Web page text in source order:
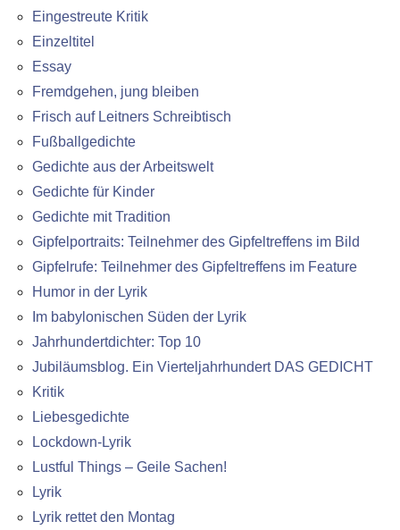
Eingestreute Kritik
Einzeltitel
Essay
Fremdgehen, jung bleiben
Frisch auf Leitners Schreibtisch
Fußballgedichte
Gedichte aus der Arbeitswelt
Gedichte für Kinder
Gedichte mit Tradition
Gipfelportraits: Teilnehmer des Gipfeltreffens im Bild
Gipfelrufe: Teilnehmer des Gipfeltreffens im Feature
Humor in der Lyrik
Im babylonischen Süden der Lyrik
Jahrhundertdichter: Top 10
Jubiläumsblog. Ein Vierteljahrhundert DAS GEDICHT
Kritik
Liebesgedichte
Lockdown-Lyrik
Lustful Things – Geile Sachen!
Lyrik
Lyrik rettet den Montag